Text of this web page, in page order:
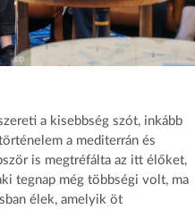
a kisebbség szót, inkább
a mediterrán és
is megtréfálta az itt élőket,
tegnap még többségi volt, ma
élek, amelyik öt